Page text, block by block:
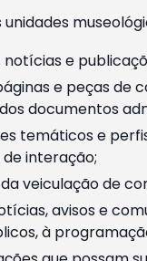
e
e peças de
documentos
temáticos e
interação;
veiculação de
avisos e
à